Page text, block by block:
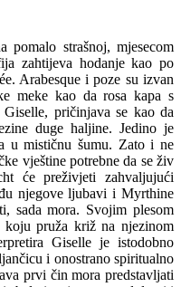
strašnoj, mjesecom
zahtijeva hodanje kao po
Arabesque i poze su izvan
meke kao da rosa kapa s
pričinjava se kao da
duge haljine. Jedino je
u mističnu šumu. Zato i ne
vještine potrebne da se živ
će preživjeti zahvaljujući
njegove ljubavi i Myrthine
sada mora. Svojim plesom
pruža križ na njezinom
Giselle je istodobno
i onostrano spiritualno
prvi čin mora predstavljati